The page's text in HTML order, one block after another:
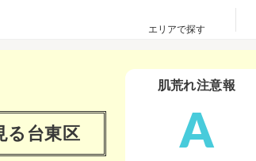
エリアで探す
る 台東区
肌荒れ注意報
A